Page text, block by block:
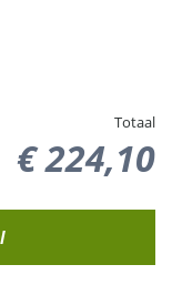
Totaal
€224,10